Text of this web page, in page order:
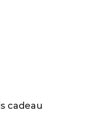
cadeau